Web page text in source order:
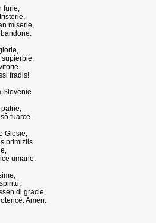
furie,
miserie,
supierbie,
fradis!
Slovenie
fuarce.
Glesie,
primiziis
umane.
di gracie,
Amen.